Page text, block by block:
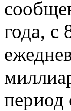
года, с
период